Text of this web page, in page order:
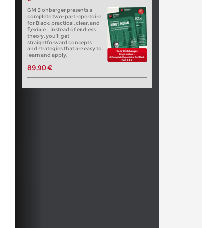
GM Blohberger presents a
complete two-part repertoire
for Black: practical, clear, and
flexible – instead of endless
theory, you’ll get
straightforward concepts
and strategies that are easy to
learn and apply.
89,90 €